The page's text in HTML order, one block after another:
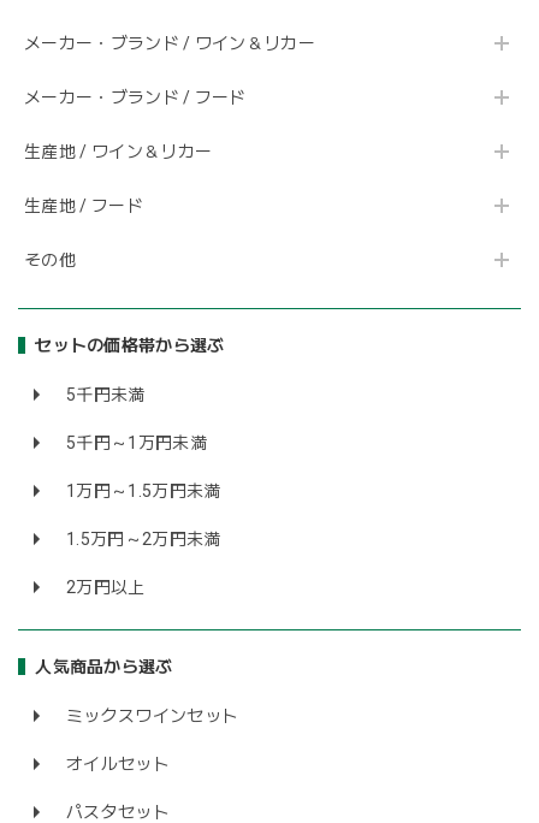
メーカー・ブランド / ワイン＆リカー
メーカー・ブランド / フード
生産地 / ワイン＆リカー
生産地 / フード
その他
セットの価格帯から選ぶ
5千円未満
5千円～1万円未満
1万円～1.5万円未満
1.5万円～2万円未満
2万円以上
人気商品から選ぶ
ミックスワインセット
オイルセット
パスタセット